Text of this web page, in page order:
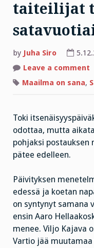
taiteilijat
by Juha Siro
Leave a comment
Maailma on sana,
Toki
odottaa, mutta
pohjaksi postauksen
pätee edelleen.
Päivityksen
edessä ja koetan
on syntynyt samana
ensin Aaro
menee. Viljo Kajava
Vartio jää